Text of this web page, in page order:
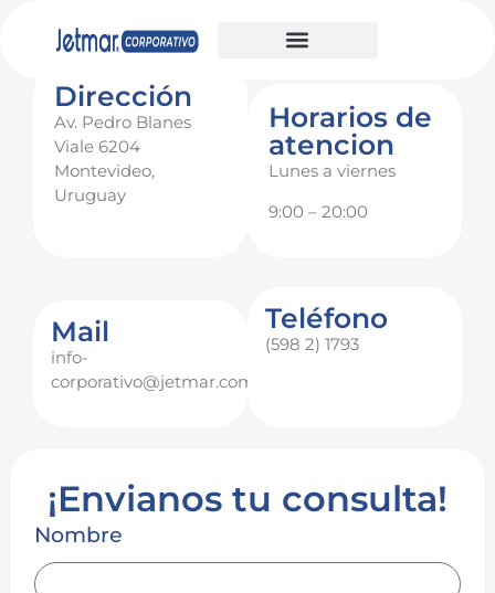
Dirección
Av. Pedro Blanes
Viale 6204
Montevideo,
Uruguay
Horarios de
atencion
Lunes a viernes
9:00 – 20:00
Mail
info-
corporativo@jetmar.com.uy
Teléfono
(598 2) 1793
¡Envianos tu consulta!
Nombre